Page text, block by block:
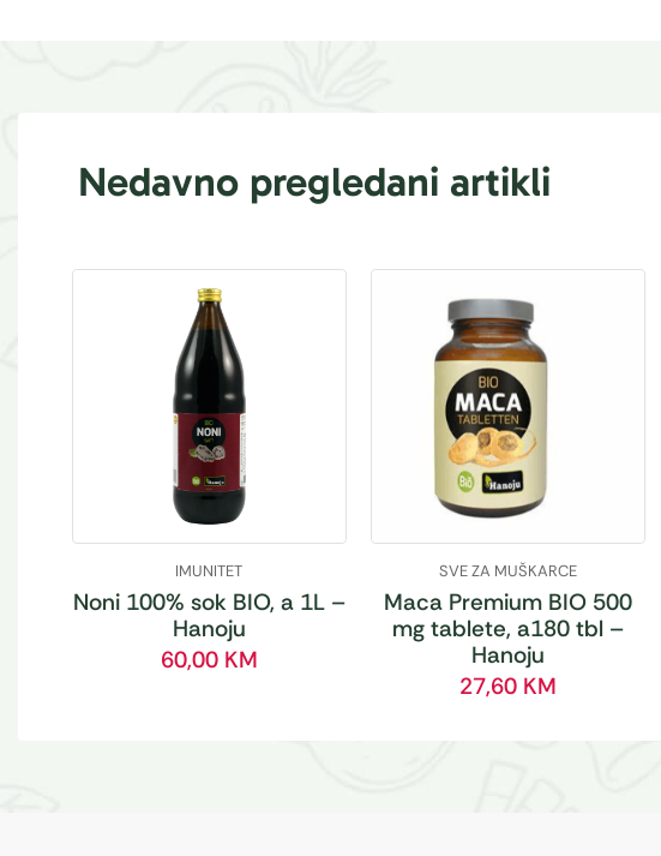
Nedavno pregledani artikli
IMUNITET
Noni 100% sok BIO, a 1L –
Hanoju
60,00 KM
SVE ZA MUŠKARCE
Maca Premium BIO 500
mg tablete, a180 tbl –
Hanoju
27,60 KM